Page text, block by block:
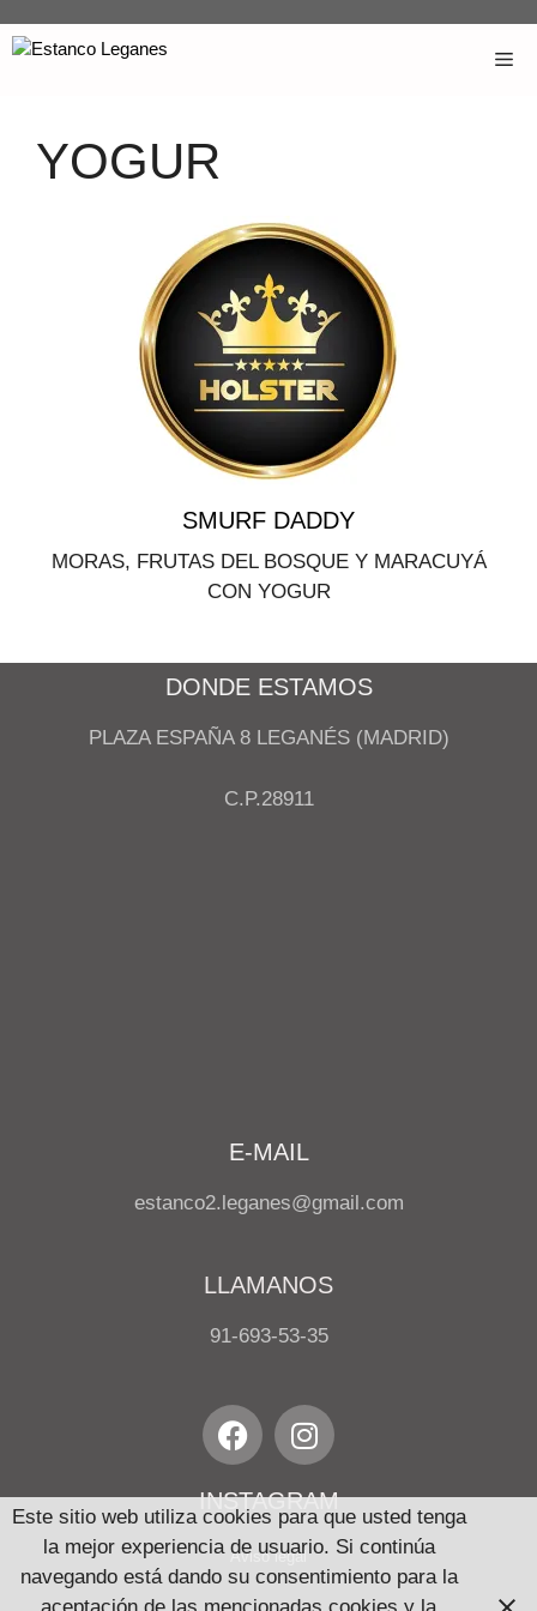
YOGUR
SMURF DADDY
MORAS, FRUTAS DEL BOSQUE Y MARACUYÁ
CON YOGUR
DONDE ESTAMOS
PLAZA ESPAÑA 8 LEGANÉS (MADRID)
C.P.28911
E-MAIL
estanco2.leganes@gmail.com
LLAMANOS
91-693-53-35
INSTAGRAM
Aviso legal
Este sitio web utiliza cookies para que usted tenga
la mejor experiencia de usuario. Si continúa
navegando está dando su consentimiento para la